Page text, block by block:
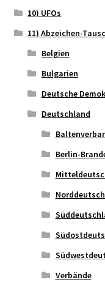
10) UFOs
11) Abzeichen-
Belgien
Bulgarien
Deutsche
Deutschland
Berlin-
Verbände